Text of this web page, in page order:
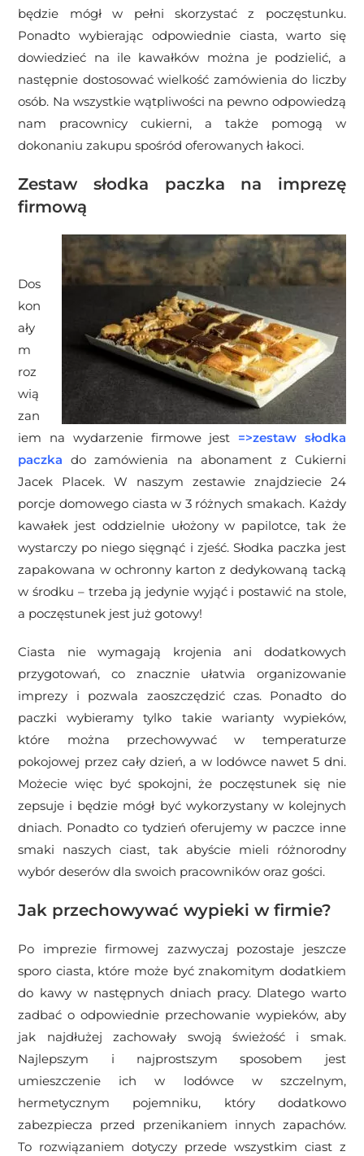
będzie mógł w pełni skorzystać z poczęstunku.
Ponadto wybierając odpowiednie ciasta, warto się
dowiedzieć na ile kawałków można je podzielić, a
następnie dostosować wielkość zamówienia do liczby
osób. Na wszystkie wątpliwości na pewno odpowiedzą
nam pracownicy cukierni, a także pomogą w
dokonaniu zakupu spośród oferowanych łakoci.
Zestaw słodka paczka na imprezę
firmową
Dos
kon
ały
m
roz
wią
zan
iem na wydarzenie firmowe jest =>zestaw słodka
paczka do zamówienia na abonament z Cukierni
Jacek Placek. W naszym zestawie znajdziecie 24
porcje domowego ciasta w 3 różnych smakach. Każdy
kawałek jest oddzielnie ułożony w papilotce, tak że
wystarczy po niego sięgnąć i zjeść. Słodka paczka jest
zapakowana w ochronny karton z dedykowaną tacką
w środku – trzeba ją jedynie wyjąć i postawić na stole,
a poczęstunek jest już gotowy!
Ciasta nie wymagają krojenia ani dodatkowych
przygotowań, co znacznie ułatwia organizowanie
imprezy i pozwala zaoszczędzić czas. Ponadto do
paczki wybieramy tylko takie warianty wypieków,
które można przechowywać w temperaturze
pokojowej przez cały dzień, a w lodówce nawet 5 dni.
Możecie więc być spokojni, że poczęstunek się nie
zepsuje i będzie mógł być wykorzystany w kolejnych
dniach. Ponadto co tydzień oferujemy w paczce inne
smaki naszych ciast, tak abyście mieli różnorodny
wybór deserów dla swoich pracowników oraz gości.
Jak przechowywać wypieki w firmie?
Po imprezie firmowej zazwyczaj pozostaje jeszcze
sporo ciasta, które może być znakomitym dodatkiem
do kawy w następnych dniach pracy. Dlatego warto
zadbać o odpowiednie przechowanie wypieków, aby
jak najdłużej zachowały swoją świeżość i smak.
Najlepszym i najprostszym sposobem jest
umieszczenie ich w lodówce w szczelnym,
hermetycznym pojemniku, który dodatkowo
zabezpiecza przed przenikaniem innych zapachów.
To rozwiązaniem dotyczy przede wszystkim ciast z